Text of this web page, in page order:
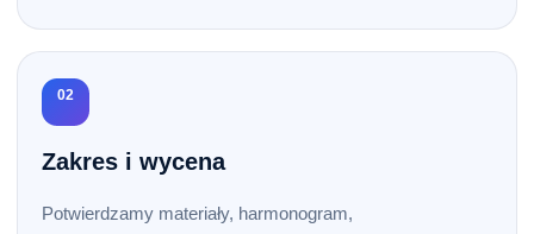
02
Zakres i wycena
Potwierdzamy materiały, harmonogram,